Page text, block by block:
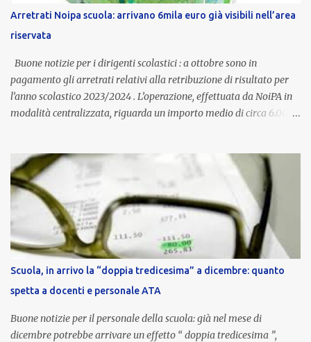
stipendio nazionale grazie alle prerogative garantite
dall’autonomia locale. Non è un bonus temporaneo né un
compenso accessorio, ma una voce strutturale di retribuzione,
aggiornata periodicamente in base al cost...
Arretrati Noipa scuola: arrivano 6mila euro già visibili nell’area
riservata
Buone notizie per i dirigenti scolastici : a ottobre sono in
pagamento gli arretrati relativi alla retribuzione di risultato per
l’anno scolastico 2023/2024 . L’operazione, effettuata da NoiPA in
modalità centralizzata, riguarda un importo medio di circa 6.000
ordinaria di ottobre . Cos’è la retribuzione di risultato La
retribuzione di risultato rappresenta la parte variabile dello
stipendio dei dirigenti scolastici. Viene corrisposta per valorizzare
la qualità dell’attività svolta, la gestione delle risorse e il
raggiungimento degli obiettivi fissati dal Ministero dell’Istruzione
e del Merito (MIM) . Per l’anno scolastico 2023/2024, il MIM ha
completato la procedura di valutazione e trasmesso i dati a NoiPA,
che ha poi disposto la liquidazione automatica in busta paga . Gli
importi e le trattenute L’importo medio lordo riconosciuto è di 6....
Scuola, in arrivo la “doppia tredicesima” a dicembre: quanto
spetta a docenti e personale ATA
Buone notizie per il personale della scuola: già nel mese di
dicembre potrebbe arrivare un effetto “ doppia tredicesima ”,